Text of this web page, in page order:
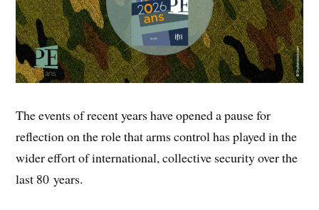
The events of recent years have opened a pause for
reflection on the role that arms control has played in the
wider effort of international, collective security over the
last 80 years.